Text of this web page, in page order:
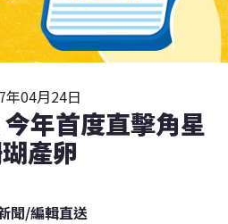
年04月24日
年首度直擊角星
產卵
聞/編輯直送